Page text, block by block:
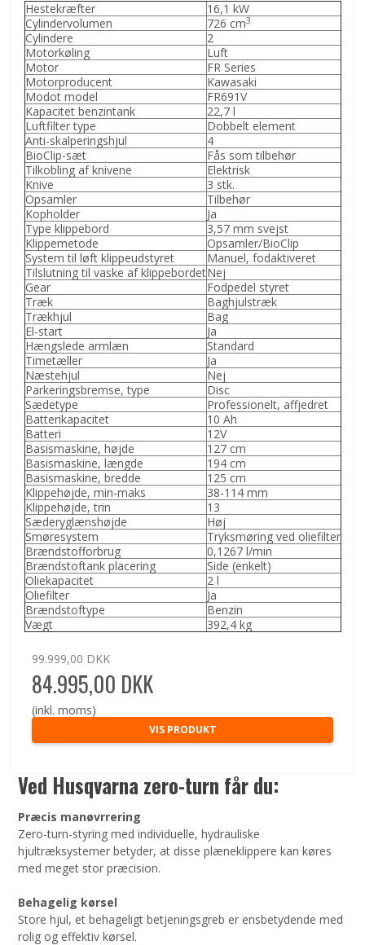
Hestekræfter
16,1 kW
Cylindervolumen
726 cm3
Cylindere
2
Motorkøling
Luft
Motor
FR Series
Motorproducent
Kawasaki
Modot model
FR691V
Kapacitet benzintank
22,7 l
Luftfilter type
Dobbelt element
Anti-skalperingshjul
4
BioClip-sæt
Fås som tilbehør
Tilkobling af knivene
Elektrisk
Knive
3 stk.
Opsamler
Tilbehør
Kopholder
Ja
Type klippebord
3,57 mm svejst
Klippemetode
Opsamler/BioClip
System til løft klippeudstyret
Manuel, fodaktiveret
Tilslutning til vaske af klippebordetNej
Gear
Fodpedel styret
Træk
Baghjulstræk
Trækhjul
Bag
El-start
Ja
Hængslede armlæn
Standard
Timetæller
Ja
Næstehjul
Nej
Parkeringsbremse, type
Disc
Sædetype
Professionelt, affjedret
Batterikapacitet
10 Ah
Batteri
12V
Basismaskine, højde
127 cm
Basismaskine, længde
194 cm
Basismaskine, bredde
125 cm
Klippehøjde, min-maks
38-114 mm
Klippehøjde, trin
13
Sæderyglænshøjde
Høj
Smøresystem
Tryksmøring ved oliefilter
Brændstofforbrug
0,1267 l/min
Brændstoftank placering
Side (enkelt)
Oliekapacitet
2 l
Oliefilter
Ja
Brændstoftype
Benzin
Vægt
392,4 kg
99.999,00 DKK
84.995,00 DKK
(inkl. moms)
VIS PRODUKT
Ved Husqvarna zero-turn får du:
Præcis manøvrrering
Zero-turn-styring med individuelle, hydrauliske
hjultræksystemer betyder, at disse plæneklippere kan køres
med meget stor præcision.
Behagelig kørsel
Store hjul, et behageligt betjeningsgreb er ensbetydende med
rolig og effektiv kørsel.